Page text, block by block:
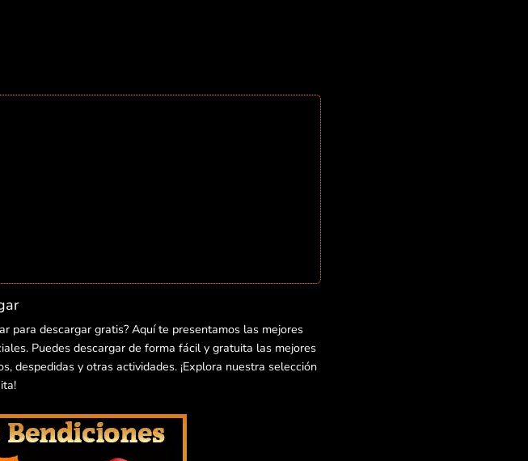
para descargar gratis? Aquí te presentamos las mejores
Puedes descargar de forma fácil y gratuita las mejores
despedidas y otras actividades. ¡Explora nuestra selección